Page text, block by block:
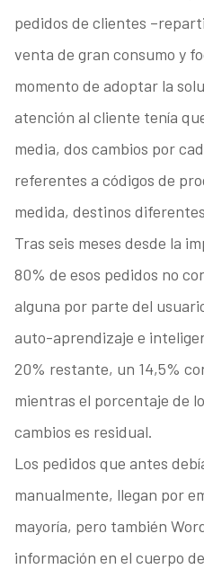
pedidos de clientes
venta de gran consumo y
momento de adoptar la
atención al cliente tenía
media, dos cambios por
referentes a códigos de
medida, destinos
Tras seis meses desde la
80% de esos pedidos no
alguna por parte del
auto-aprendizaje e
20% restante, un 14,5%
mientras el porcentaje de
cambios es residual.
Los pedidos que antes
manualmente, llegan por
mayoría, pero también
información en el cuerpo